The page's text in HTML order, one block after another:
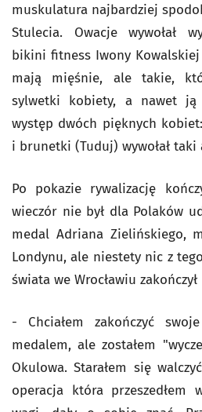
muskulatura najbardziej
Stulecia. Owacje wywołał
bikini fitness Iwony
mają mięśnie, ale takie,
sylwetki kobiety, a nawet ją
występ dwóch pięknych
i brunetki (Tuduj) wywołał taki
Po pokazie rywalizację
wieczór nie był dla Polaków
medal Adriana Zielińskiego,
Londynu, ale niestety nic z
świata we Wrocławiu
- Chciałem zakończyć
medalem, ale zostałem
Okulowa. Starałem się
operacja która